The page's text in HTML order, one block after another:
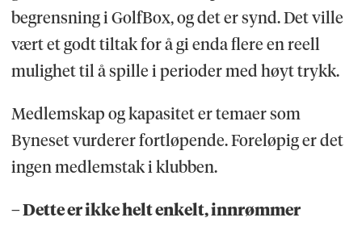
begrensning i GolfBox, og det er synd. Det ville
vært et godt tiltak for å gi enda flere en reell
mulighet til å spille i perioder med høyt trykk.
Medlemskap og kapasitet er temaer som
Byneset vurderer fortløpende. Foreløpig er det
ingen medlemstak i klubben.
– Dette er ikke helt enkelt, innrømmer